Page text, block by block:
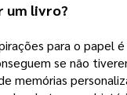
um livro?
para o papel
se não
memórias